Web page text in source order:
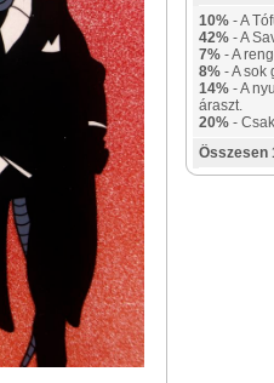
10% - A
42% - A
7% - A
8% - A sok
14% - A
áraszt.
20% -
Összesen